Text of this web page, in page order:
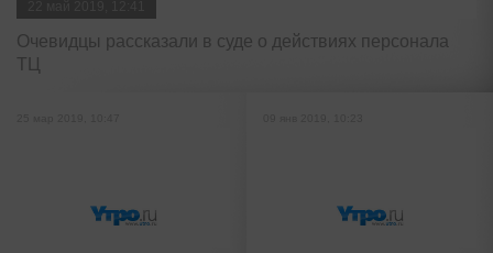
Очевидцы рассказали в суде о действиях персонала
ТЦ